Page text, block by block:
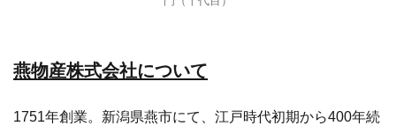
燕物産株式会社について
1751年創業。新潟県燕市にて、江戸時代初期から400年続